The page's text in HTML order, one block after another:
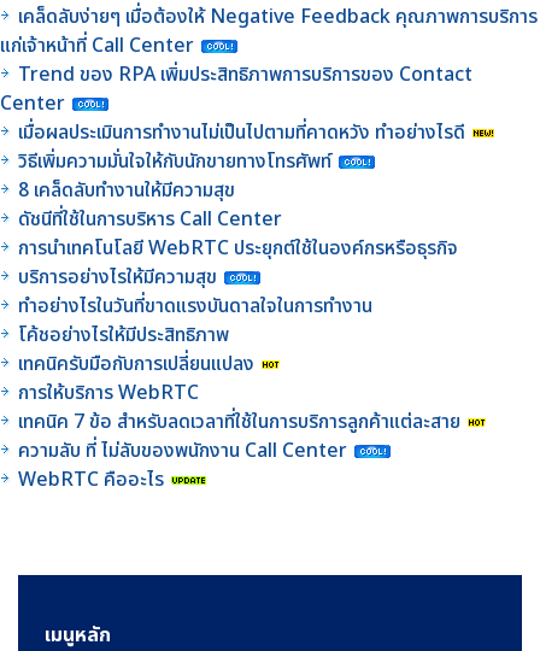
เคล็ดลับง่ายๆ เมื่อต้องให้ Negative Feedback คุณภาพการบริการ
แก่เจ้าหน้าที่ Call Center
Trend ของ RPA เพิ่มประสิทธิภาพการบริการของ Contact
Center
เมื่อผลประเมินการทำงานไม่เป็นไปตามที่คาดหวัง ทำอย่างไรดี
วิธีเพิ่มความมั่นใจให้กับนักขายทางโทรศัพท์
8 เคล็ดลับทำงานให้มีความสุข
ดัชนีที่ใช้ในการบริหาร Call Center
การนำเทคโนโลยี WebRTC ประยุกต์ใช้ในองค์กรหรือธุรกิจ
บริการอย่างไรให้มีความสุข
ทำอย่างไรในวันที่ขาดแรงบันดาลใจในการทำงาน
โค้ชอย่างไรให้มีประสิทธิภาพ
เทคนิครับมือกับการเปลี่ยนแปลง
การให้บริการ WebRTC
เทคนิค 7 ข้อ สำหรับลดเวลาที่ใช้ในการบริการลูกค้าแต่ละสาย
ความลับ ที่ ไม่ลับของพนักงาน Call Center
WebRTC คืออะไร
เมนูหลัก